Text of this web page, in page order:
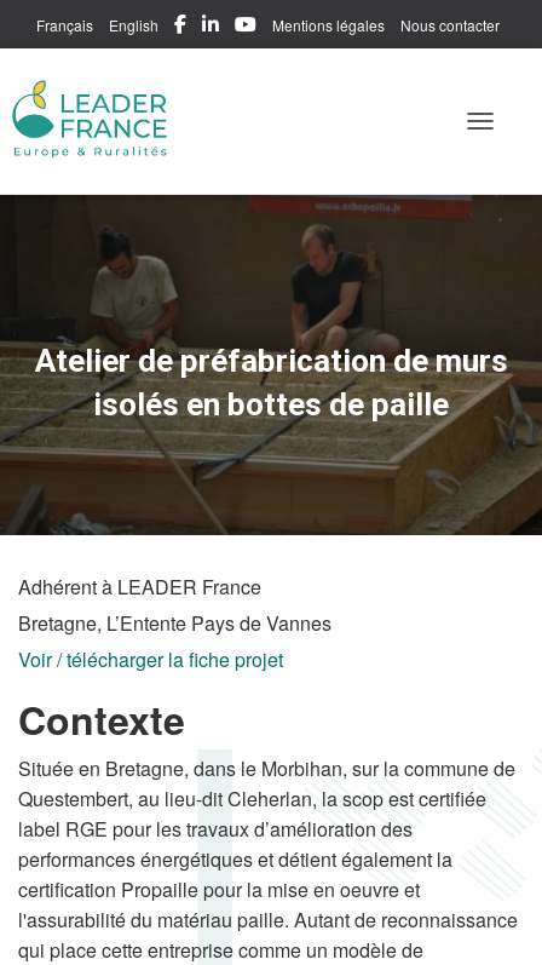
Français English Mentions légales Nous contacter
Atelier de préfabrication de murs
isolés en bottes de paille
Adhérent à LEADER France
Bretagne, L’Entente Pays de Vannes
Voir / télécharger la fiche projet
Contexte
Située en Bretagne, dans le Morbihan, sur la commune de
Questembert, au lieu-dit Cleherlan, la scop est certifiée
label RGE pour les travaux d’amélioration des
performances énergétiques et détient également la
certification Propaille pour la mise en oeuvre et
l'assurabilité du matériau paille. Autant de reconnaissance
qui place cette entreprise comme un modèle de